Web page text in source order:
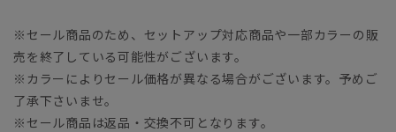
※セール商品のため、セットアップ対応商品や一部カラーの販
売を終了している可能性がございます。
※カラーによりセール価格が異なる場合がございます。予めご
了承下さいませ。
※セール商品は返品・交換不可となります。